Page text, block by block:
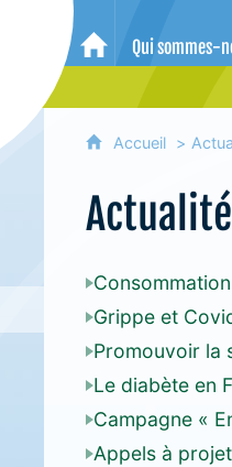
- Comité départemental
Accueil
Qui sommes-
Accueil
Grippe et
Promouvoir la
Le diabète en
Campagne «
Appels à